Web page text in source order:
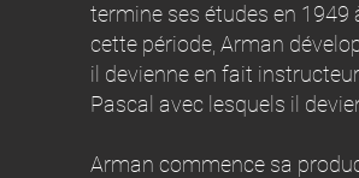
termine ses études en 1949
cette période, Arman
il devienne en fait
Pascal avec lesquels il
Arman commence sa